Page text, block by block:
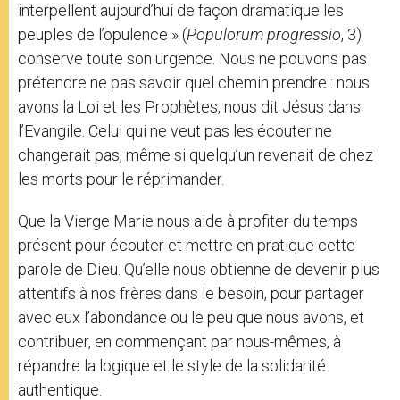
interpellent aujourd’hui de façon dramatique les
peuples de l’opulence » (Populorum progressio, 3)
conserve toute son urgence. Nous ne pouvons pas
prétendre ne pas savoir quel chemin prendre : nous
avons la Loi et les Prophètes, nous dit Jésus dans
l’Evangile. Celui qui ne veut pas les écouter ne
changerait pas, même si quelqu’un revenait de chez
les morts pour le réprimander.
Que la Vierge Marie nous aide à profiter du temps
présent pour écouter et mettre en pratique cette
parole de Dieu. Qu’elle nous obtienne de devenir plus
attentifs à nos frères dans le besoin, pour partager
avec eux l’abondance ou le peu que nous avons, et
contribuer, en commençant par nous-mêmes, à
répandre la logique et le style de la solidarité
authentique.